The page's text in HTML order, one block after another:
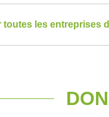
toutes les entreprises